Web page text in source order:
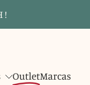
!
OutletMarcas